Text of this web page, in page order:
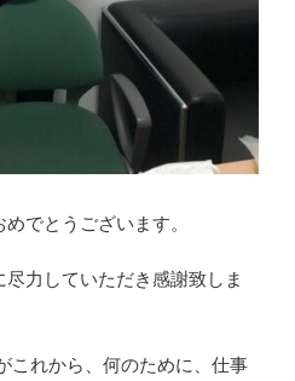
でとうございます。
力していただき感謝致しま
これから、何のために、仕事